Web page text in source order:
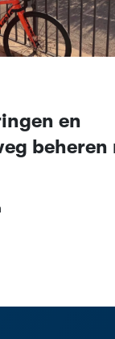
en
beheren